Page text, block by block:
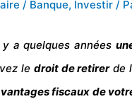
/ Banque, Investir /
a quelques années
le droit deretirerde
fiscaux de